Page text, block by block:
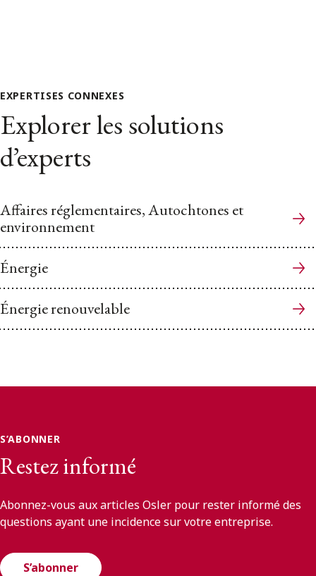
EXPERTISES CONNEXES
Explorer les solutions
d’experts
Affaires réglementaires, Autochtones et
environnement
Énergie
Énergie renouvelable
S’ABONNER
Restez informé
Abonnez-vous aux articles Osler pour rester informé des
questions ayant une incidence sur votre entreprise.
S’abonner